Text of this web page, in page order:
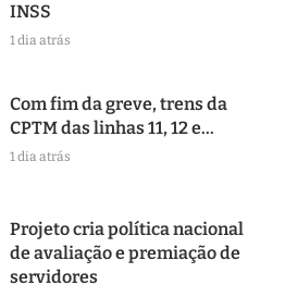
INSS
1 dia atrás
Com fim da greve, trens da
CPTM das linhas 11, 12 e...
1 dia atrás
Projeto cria política nacional
de avaliação e premiação de
servidores